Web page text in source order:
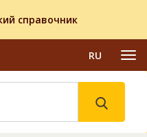
справочник
RU